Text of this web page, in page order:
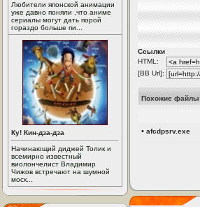
Любители японской анимации
уже давно поняли ,что аниме
сериалы могут дать порой
гораздо больше пи...
Ку! Кин-дза-дза
Начинающий диджей Толик и
всемирно известный
виолончелист Владимир
Чижов встречают на шумной
моск...
Ссылки
HTML:
[BB Url]:
Похожие файлы
• afcdpsrv.exe